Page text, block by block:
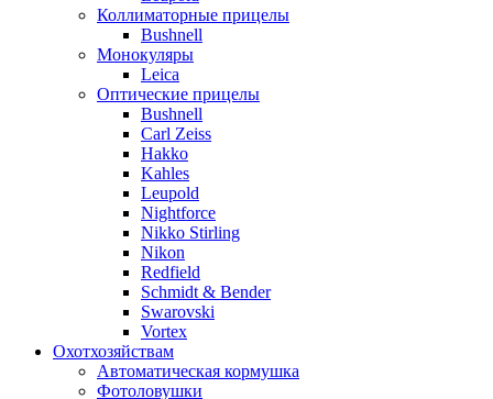
Коллиматорные прицелы
Bushnell
Монокуляры
Leica
Оптические прицелы
Bushnell
Carl Zeiss
Hakko
Kahles
Leupold
Nightforce
Nikko Stirling
Nikon
Redfield
Schmidt & Bender
Swarovski
Vortex
Охотхозяйствам
Автоматическая кормушка
Фотоловушки